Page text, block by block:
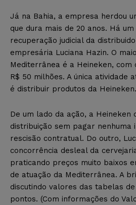
Já na Bahia, a empresa herdou
que dura mais de 20 anos. Há
recuperação judicial da
empresária Luciana Hazin. O
Mediterrânea é a Heineken,
R$ 50 milhões. A única atividade
é distribuir produtos da Heineken.
De um lado da ação, a Heineken
distribuição sem pagar nenhuma
rescisão contratual. Do outro,
concorrência desleal da
praticando preços muito baixos
de atuação da Mediterrânea. A
discutindo valores das tabelas
pontos. (Com informações do